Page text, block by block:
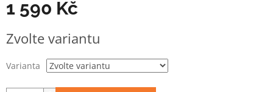
1 590 Kč
cena:
Zvolte variantu
Varianta